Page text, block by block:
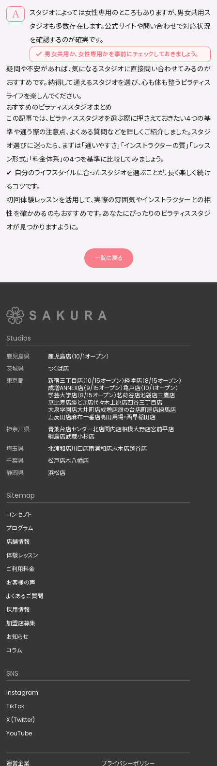
スタジオによっては女性専用のところもありますが、男女共用ス
タジオも多数存在します。公式サイトや問い合わせで対応状況
を確認するのが確実です。
男女共用か、女性専用かを事前にチェックしておきましょう。
疑問や不安があれば、気になるスタジオに直接問い合わせてみるのが
おすすめです。納得して通えるスタジオを選び、心も体も整うピラティス
ライフを楽しんでください。
おすすめのピラティススタジオまとめ
この記事では、ピラティススタジオを選ぶ際に押さえておきたい4つの基
準や通う際の注意点、よくある質問などを詳しくご紹介しました。スタジ
オ選びに迷ったら、まずは「通いやすさ」「インストラクターの質」「レッス
ン形式」「料金体系」の4つを基準に比較してみましょう。
✔︎ 自分のライフスタイルに合ったスタジオを選ぶことが、長く楽しく続け
るコツです。
初回体験レッスンを活用して、実際の雰囲気やインストラクターとの相
性を確かめるのもおすすめです。あなたにぴったりのピラティススタジ
オが見つかりますように。
一覧に戻る
Studios
鹿児島県
鹿児島店（10/1オープン）
茨城県
つくば店
東京都
新宿三丁目店（10/15オープン）経堂店（8/15オープン）
成増ANNEX店（9/15オープン）亀戸店（10/1オープン）
学芸大学店（8/15オープン）茗荷谷店池袋店三鷹店
恵比寿店勝どき店代々木上原店四谷三丁目店
大泉学園店大井町店成増店旗の台店町屋店練馬店
五反田店麻布十番店高田馬場・西早稲田店
神奈川県
青葉台店センター北店関内店相模大野店宮前平店
綱島店武蔵小杉店
埼玉県
北浦和店川口店南浦和店志木店越谷店
千葉県
松戸店本八幡店
静岡県
浜松店
Sitemap
コンセプト
プログラム
店舗情報
体験レッスン
ご利用料金
お客様の声
よくあるご質問
採用情報
加盟店募集
お知らせ
コラム
SNS
Instagram
TikTok
X (Twitter)
YouTube
運営企業 プライバシーポリシー